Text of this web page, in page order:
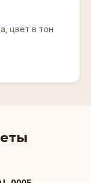
цвет в тон